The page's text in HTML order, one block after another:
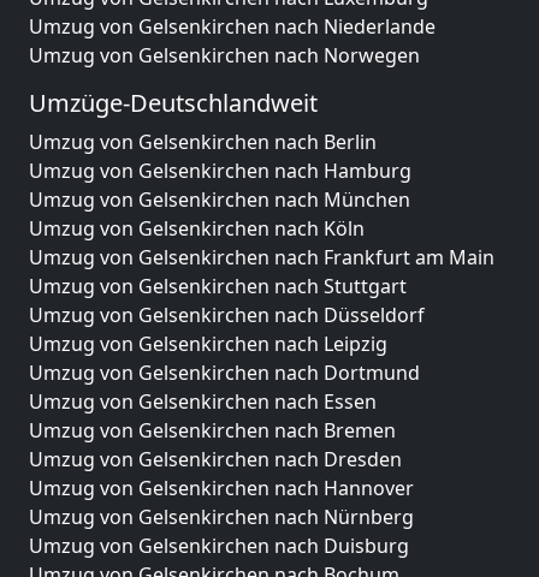
Umzug von Gelsenkirchen nach Niederlande
Umzug von Gelsenkirchen nach Norwegen
Umzüge-Deutschlandweit
Umzug von Gelsenkirchen nach Berlin
Umzug von Gelsenkirchen nach Hamburg
Umzug von Gelsenkirchen nach München
Umzug von Gelsenkirchen nach Köln
Umzug von Gelsenkirchen nach Frankfurt am Main
Umzug von Gelsenkirchen nach Stuttgart
Umzug von Gelsenkirchen nach Düsseldorf
Umzug von Gelsenkirchen nach Leipzig
Umzug von Gelsenkirchen nach Dortmund
Umzug von Gelsenkirchen nach Essen
Umzug von Gelsenkirchen nach Bremen
Umzug von Gelsenkirchen nach Dresden
Umzug von Gelsenkirchen nach Hannover
Umzug von Gelsenkirchen nach Nürnberg
Umzug von Gelsenkirchen nach Duisburg